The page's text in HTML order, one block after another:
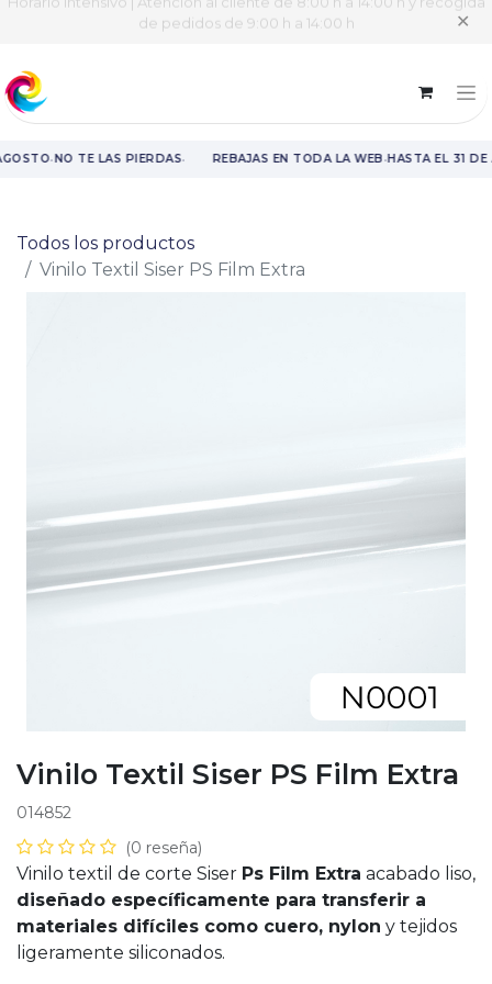
Horario intensivo | Atención al cliente de 8:00 h a 14:00 h y recogida
de pedidos de 9:00 h a 14:00 h
✕
·NO TE LAS PIERDAS· REBAJAS EN TODA LA WEB·HASTA EL 31 DE
Todos los productos
Vinilo Textil Siser PS Film Extra
Vinilo Textil Siser PS Film Extra
014852
(0 reseña)
Vinilo textil de corte Siser Ps Film Extra acabado liso,
diseñado específicamente para transferir a
materiales difíciles como cuero, nylon y tejidos
ligeramente siliconados.